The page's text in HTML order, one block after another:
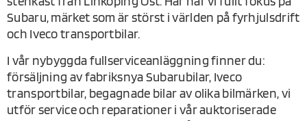
Subaru, märket som är störst i världen på fyrhjulsdrift
och Iveco transportbilar.
I vår nybyggda fullserviceanläggning finner du:
försäljning av fabriksnya Subarubilar, Iveco
transportbilar, begagnade bilar av olika bilmärken, vi
utför service och reparationer i vår auktoriserade